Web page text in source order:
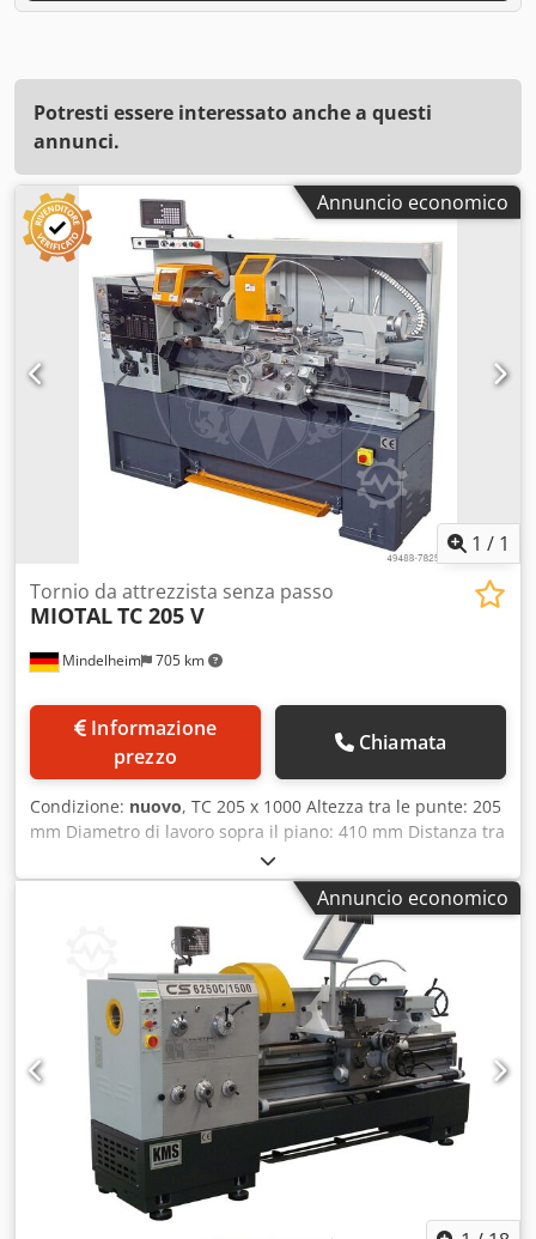
Potresti essere interessato anche a questi
annunci.
Annuncio economico
1 / 1
Mindelheim 705 km
Tornio da attrezzista senza passo
MIOTALTC 205 V
prezzo
Chiamata
Condizione: nuovo, TC 205 x 1000 Altezza tra le punte: 205
mm Diametro di lavoro sopra il piano: 410 mm Distanza tra
le punte: 1000 mm Larghezza del piano: 260 mm Cono del
mandrino: DIN 55029 (Camlock) 9, n. 6 Dksdpoir If Dofx
Amlsr Corsa del carro trasversale: 220 mm Corsa del carro
superiore: 125 mm Foro del mandrino: 52,5 mm Velocità
del mandrino: 20 - 3000 giri/min Regolazione della velocità:
continua Stadi di preselezione meccanici: 2 Potenza del
motore: 3,75 kW Pompa del liquido di raffreddamento: 0,13
kW Avanzamenti longitudinali Z: 0,05 - 1,7 mm/giro
Avanzamenti trasversali X: 0,025 - 0,85 mm/giro Filettature
Whitworth: (45) 2 - 72 TPI Filettature metriche: (39) 0,2 -
14,0 mm Filettature diametrali: (21) 8 - 44 DP Filettature a
modulo: (18) 0,3 - 3,5 MP Diametro del cono del mandrino:
52 mm Cono interno del mandrino: MK 4 Corsa del cono
del mandrino: 150 mm Dimensioni: 2270 x 1120 x 1900 mm
Peso, circa: 1500 kg Caratteristiche: - Precisione della
macchina utensile secondo DIN 8605 - Regolazione
Annuncio economico